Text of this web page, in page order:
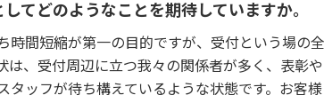
てどのようなことを期待していますか。
時間短縮が第一の目的ですが、受付という場の
は、受付周辺に立つ我々の関係者が多く、表彰
タッフが待ち構えているような状態です。お客